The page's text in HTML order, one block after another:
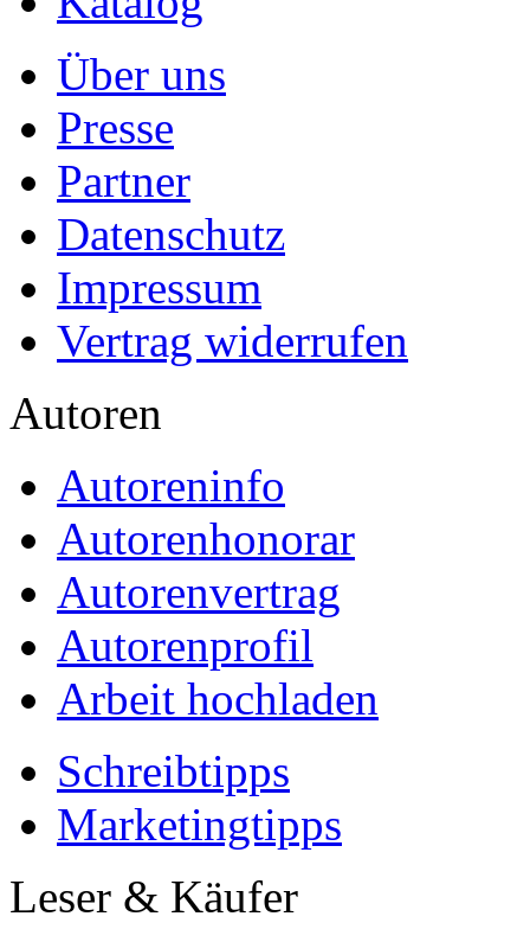
Über uns
Presse
Partner
Datenschutz
Impressum
Vertrag widerrufen
Autoren
Autoreninfo
Autorenhonorar
Autorenvertrag
Autorenprofil
Arbeit hochladen
Schreibtipps
Marketingtipps
Leser & Käufer